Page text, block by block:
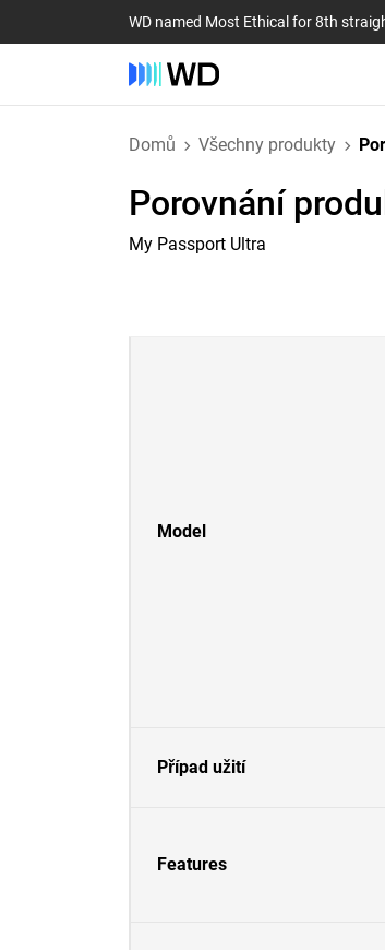
WD named Most Ethical for 8th
Domů Všechny produkty
Porovnání
My Passport Ultra
Model
Případ užití
Features